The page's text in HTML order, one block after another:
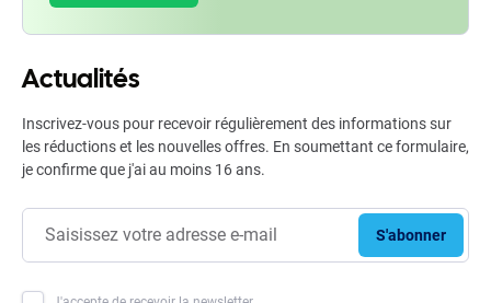
Actualités
Inscrivez-vous pour recevoir régulièrement des informations sur
les réductions et les nouvelles offres. En soumettant ce formulaire,
je confirme que j'ai au moins 16 ans.
S'abonner